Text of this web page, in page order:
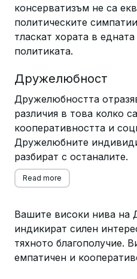
консерватизъм не са
политическите
тласкат хората в
политиката.
Дружелюбност
Дружелюбността
различия в това колко
кооперативността и
Дружелюбните
разбират с останалите.
Read more
Вашите високи нива на
индикират силен
тяхното благополучие.
емпатичен и